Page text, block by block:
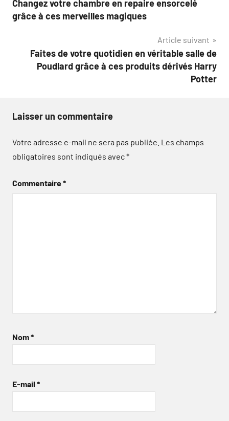
de
Changez votre chambre en repaire ensorcelé
grâce à ces merveilles magiques
Article suivant
Faites de votre quotidien en véritable salle de
Poudlard grâce à ces produits dérivés Harry
Potter
Laisser un commentaire
Votre adresse e-mail ne sera pas publiée. Les champs
obligatoires sont indiqués avec*
Commentaire*
Nom*
E-mail *